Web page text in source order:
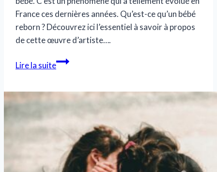
France ces dernières années. Qu’est-ce qu’un bébé
reborn ? Découvrez ici l’essentiel à savoir à propos
de cette œuvre d’artiste….
Lire la suiteun
c’est
quoi